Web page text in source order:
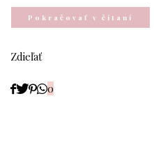
Pokračovať v čítaní
Zdieľať
0